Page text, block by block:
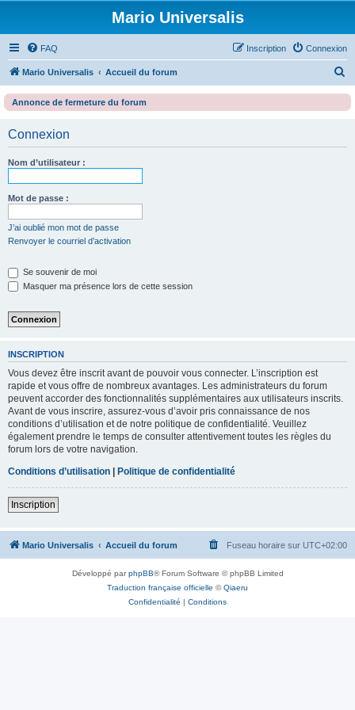
Mario Universalis
FAQ Connexion
Inscription
Mario Universalis Accueil du forum
c
e
Annonce de fermeture du forum
Connexion
Nom d’utilisateur :
Mot de passe :
J’ai oublié mon mot de passe
Renvoyer le courriel d’activation
Se souvenir de moi
Masquer ma présence lors de cette session
INSCRIPTION
Vous devez être inscrit avant de pouvoir vous connecter. L’inscription est
rapide et vous offre de nombreux avantages. Les administrateurs du forum
peuvent accorder des fonctionnalités supplémentaires aux utilisateurs inscrits.
Avant de vous inscrire, assurez-vous d’avoir pris connaissance de nos
conditions d’utilisation et de notre politique de confidentialité. Veuillez
également prendre le temps de consulter attentivement toutes les règles du
forum lors de votre navigation.
Conditions d’utilisation | Politique de confidentialité
Inscription
Mario Universalis Accueil du forum Fuseau horaire sur UTC+02:00
Développé parphpBB® Forum Software © phpBB Limited
Traduction française officielle ©Qiaeru
Confidentialité | Conditions